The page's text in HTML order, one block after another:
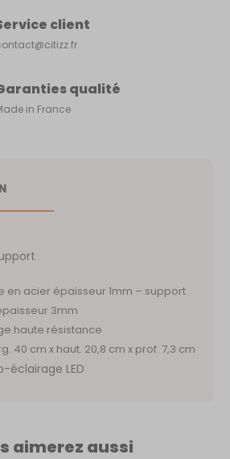
client
qualité
in France
en acier épaisseur 1mm – support
3mm
haute résistance
40 cm x haut. 20,8 cm x prof. 7,3 cm
éclairage LED
aimerez aussi